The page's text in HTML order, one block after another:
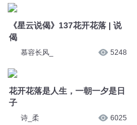
《星云说偈》137花开花落 | 说
偈
慕容长风_ 5248
花开花落是人生，一朝一夕是日
子
诗_柔 6025